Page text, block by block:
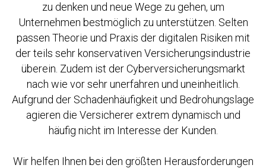
zu denken und neue Wege zu gehen, um
Unternehmen bestmöglich zu unterstützen. Selten
passen Theorie und Praxis der digitalen Risiken mit
der teils sehr konservativen Versicherungsindustrie
überein. Zudem ist der Cyberversicherungsmarkt
nach wie vor sehr unerfahren und uneinheitlich.
Aufgrund der Schadenhäufigkeit und Bedrohungslage
agieren die Versicherer extrem dynamisch und
häufig nicht im Interesse der Kunden.
Wir helfen Ihnen bei den größten Herausforderungen